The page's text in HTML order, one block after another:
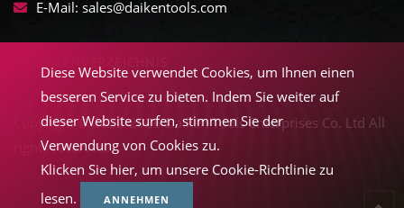
E-Mail: sales@daikentools.com
Copyright © 2022-2026 Daiken Tools Enterprises Co. Ltd All
rights reserved.
Diese Website verwendet Cookies, um Ihnen einen
besseren Service zu bieten. Indem Sie weiter auf
dieser Website surfen, stimmen Sie der
Verwendung von Cookies zu.
Klicken Sie hier, um unsere Cookie-Richtlinie zu
lesen.
ANNEHMEN